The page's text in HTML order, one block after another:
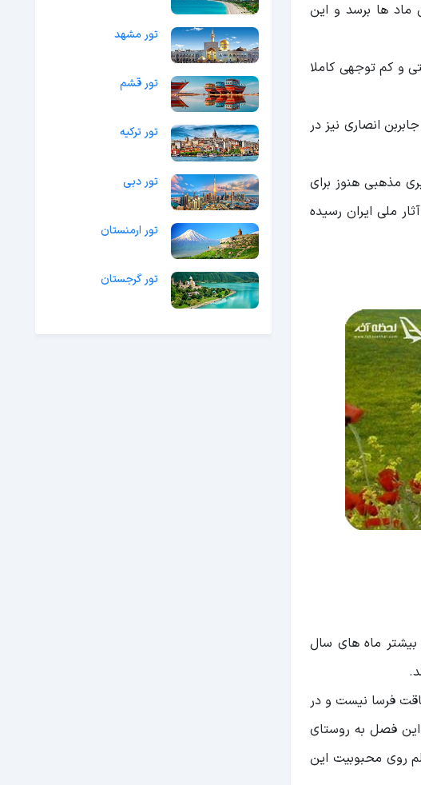
ماد ها برسد و این
و کم توجهی کاملا
انصاری نیز در
مذهبی هنوز برای
گیرند. امامزاده نظام الدین و تاج الدین در تاریخ ۱۴ مرداد ۱۳۸۲ به ثبت آثار ملی ایران رسیده
کلم در بیشتر ماه های سال
فرسا نیست و در
فصل به روستای
روی محبوبیت این
تور مشهد
تور قشم
تور ترکیه
تور دبی
تور ارمنستان
تور گرجستان